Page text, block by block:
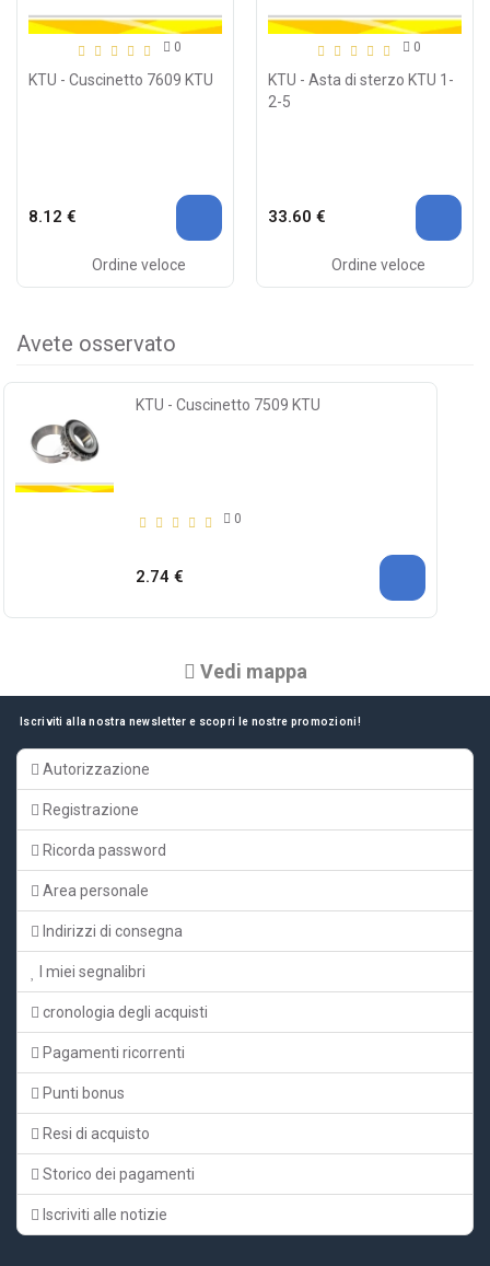
0
KTU - Cuscinetto 7609 KTU
8.12 €
Ordine veloce
0
KTU - Asta di sterzo KTU 1-
2-5
33.60 €
Ordine veloce
Avete osservato
KTU - Cuscinetto 7509 KTU
0
2.74 €
Vedi mappa
Iscriviti alla nostra newsletter e scopri le nostre promozioni!
Autorizzazione
Registrazione
Ricorda password
Area personale
Indirizzi di consegna
I miei segnalibri
cronologia degli acquisti
Pagamenti ricorrenti
Punti bonus
Resi di acquisto
Storico dei pagamenti
Iscriviti alle notizie